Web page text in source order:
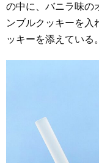
の中に、バニラ味の
ンブルクッキーを入
ッキーを添えている。